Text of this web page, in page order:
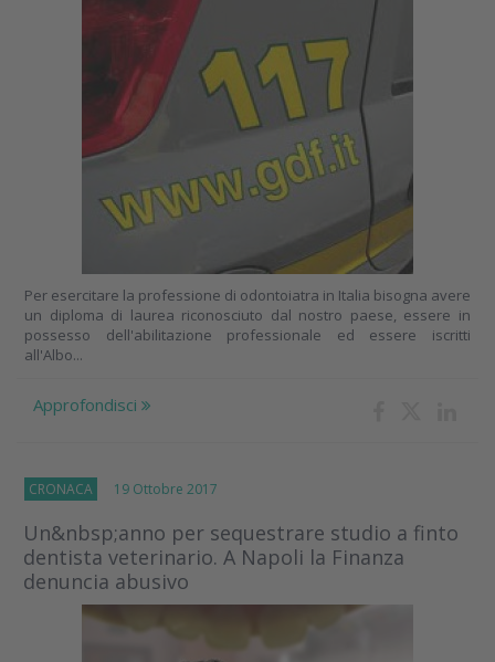
Per esercitare la professione di odontoiatra in Italia bisogna avere
un diploma di laurea riconosciuto dal nostro paese, essere in
possesso dell'abilitazione professionale ed essere iscritti
all'Albo...
Approfondisci
CRONACA 19 Ottobre 2017
Un&nbsp;anno per sequestrare studio a finto
dentista veterinario. A Napoli la Finanza
denuncia abusivo